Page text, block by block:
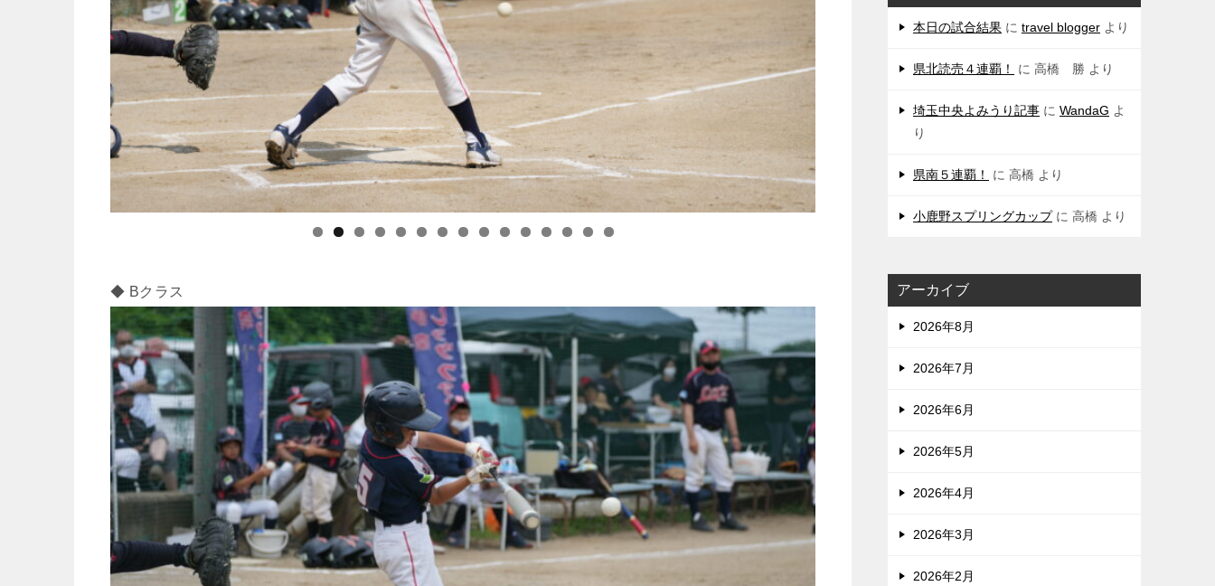
◆ Bクラス
本日の試合結果 に travel blogger より
県北読売４連覇！ に 高橋 勝 より
埼玉中央よみうり記事 に WandaG よ
り
県南５連覇！ に 高橋 より
小鹿野スプリングカップに 高橋 より
アーカイブ
2026年8月
2026年7月
2026年6月
2026年5月
2026年4月
2026年3月
2026年2月